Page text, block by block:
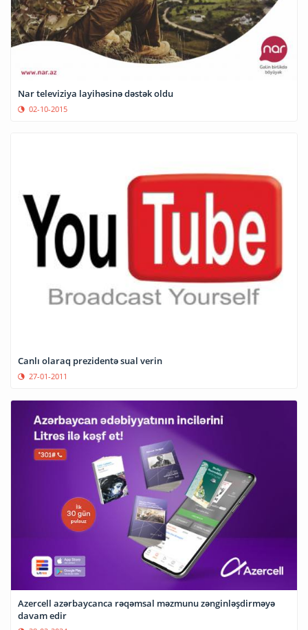
Nar televiziya layihəsinə dəstək oldu
02-10-2015
Canlı olaraq prezidentə sual verin
27-01-2011
Azercell azərbaycanca rəqəmsal məzmunu zənginləşdirməyə
davam edir